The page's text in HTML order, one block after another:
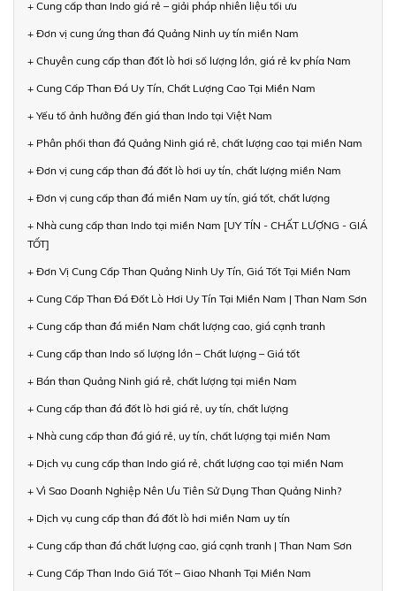
+ Cung cấp than Indo giá rẻ – giải pháp nhiên liệu tối ưu
+ Đơn vị cung ứng than đá Quảng Ninh uy tín miền Nam
+ Chuyên cung cấp than đốt lò hơi số lượng lớn, giá rẻ kv phía Nam
+ Cung Cấp Than Đá Uy Tín, Chất Lượng Cao Tại Miền Nam
+ Yếu tố ảnh hưởng đến giá than Indo tại Việt Nam
+ Phân phối than đá Quảng Ninh giá rẻ, chất lượng cao tại miền Nam
+ Đơn vị cung cấp than đá đốt lò hơi uy tín, chất lượng miền Nam
+ Đơn vị cung cấp than đá miền Nam uy tín, giá tốt, chất lượng
+ Nhà cung cấp than Indo tại miền Nam [UY TÍN - CHẤT LƯỢNG - GIÁ
TỐT]
+ Đơn Vị Cung Cấp Than Quảng Ninh Uy Tín, Giá Tốt Tại Miền Nam
+ Cung Cấp Than Đá Đốt Lò Hơi Uy Tín Tại Miền Nam | Than Nam Sơn
+ Cung cấp than đá miền Nam chất lượng cao, giá cạnh tranh
+ Cung cấp than Indo số lượng lớn – Chất lượng – Giá tốt
+ Bán than Quảng Ninh giá rẻ, chất lượng tại miền Nam
+ Cung cấp than đá đốt lò hơi giá rẻ, uy tín, chất lượng
+ Nhà cung cấp than đá giá rẻ, uy tín, chất lượng tại miền Nam
+ Dịch vụ cung cấp than Indo giá rẻ, chất lượng cao tại miền Nam
+ Vì Sao Doanh Nghiệp Nên Ưu Tiên Sử Dụng Than Quảng Ninh?
+ Dịch vụ cung cấp than đá đốt lò hơi miền Nam uy tín
+ Cung cấp than đá chất lượng cao, giá cạnh tranh | Than Nam Sơn
+ Cung Cấp Than Indo Giá Tốt – Giao Nhanh Tại Miền Nam